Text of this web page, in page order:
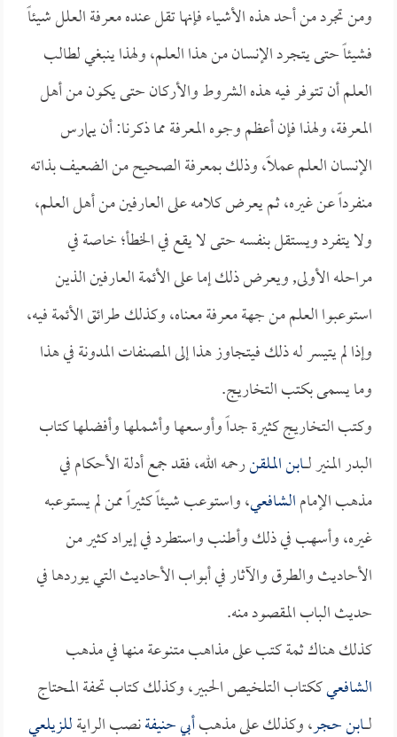
ومن تجرد من أحد هذه الأشياء فإنها تقل عنده معرفة العلل شيئاً
فشيئاً حتى يتجرد الإنسان من هذا العلم، ولهذا ينبغي لطالب
العلم أن تتوفر فيه هذه الشروط والأركان حتى يكون من أهل
المعرفة، ولهذا فإن أعظم وجوه المعرفة مما ذكرنا: أن يمارس
الإنسان العلم عملاً، وذلك بمعرفة الصحيح من الضعيف بذاته
منفرداً عن غيره، ثم يعرض كلامه على العارفين من أهل العلم،
ولا يتفرد ويستقل بنفسه حتى لا يقع في الخطأ؛ خاصة في
مراحله الأولى, ويعرض ذلك إما على الأئمة العارفين الذين
استوعبوا العلم من جهة معرفة معناه، وكذلك طرائق الأئمة فيه،
وإذا لم يتيسر له ذلك فيتجاوز هذا إلى المصنفات المدونة في هذا
وما يسمى بكتب التخاريج.
وكتب التخاريج كثيرة جداً وأوسعها وأشملها وأفضلها كتاب
البدر المنير لــــابن الملقنرحمه الله، فقد جمع أدلة الأحكام في
مذهب الإمامالشافعي، واستوعب شيئاً كثيراً ممن لم يستوعبه
غيره، وأسهب في ذلك وأطنب واستطرد في إيراد كثير من
الأحاديث والطرق والآثار في أبواب الأحاديث التي يوردها في
حديث الباب المقصود منه.
كذلك هناك ثمة كتب على مذاهب متنوعة منها في مذهب
الشافعيككتاب التلخيص الحبير، وكذلك كتاب تحفة المحتاج
لــــابن حجر، وكذلك على مذهبأبي حنيفةنصب الرايةللزيلعي